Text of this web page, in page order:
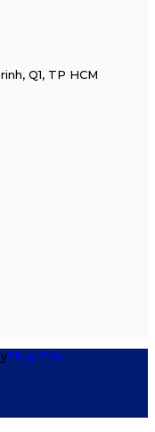
Q1, TP HCM
Thuy Thu